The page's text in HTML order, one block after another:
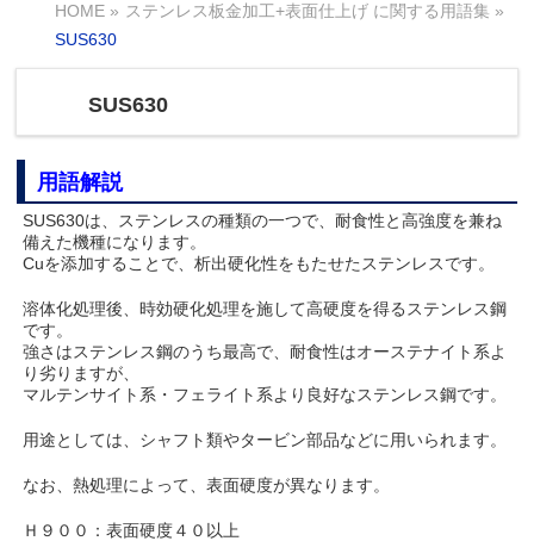
HOME » ステンレス板金加工+表面仕上げ に関する用語集 »
SUS630
SUS630
用語解説
SUS630は、ステンレスの種類の一つで、耐食性と高強度を兼ね
備えた機種になります。
Cuを添加することで、析出硬化性をもたせたステンレスです。
溶体化処理後、時効硬化処理を施して高硬度を得るステンレス鋼
です。
強さはステンレス鋼のうち最高で、耐食性はオーステナイト系よ
り劣りますが、
マルテンサイト系・フェライト系より良好なステンレス鋼です。
用途としては、シャフト類やタービン部品などに用いられます。
なお、熱処理によって、表面硬度が異なります。
Ｈ９００：表面硬度４０以上